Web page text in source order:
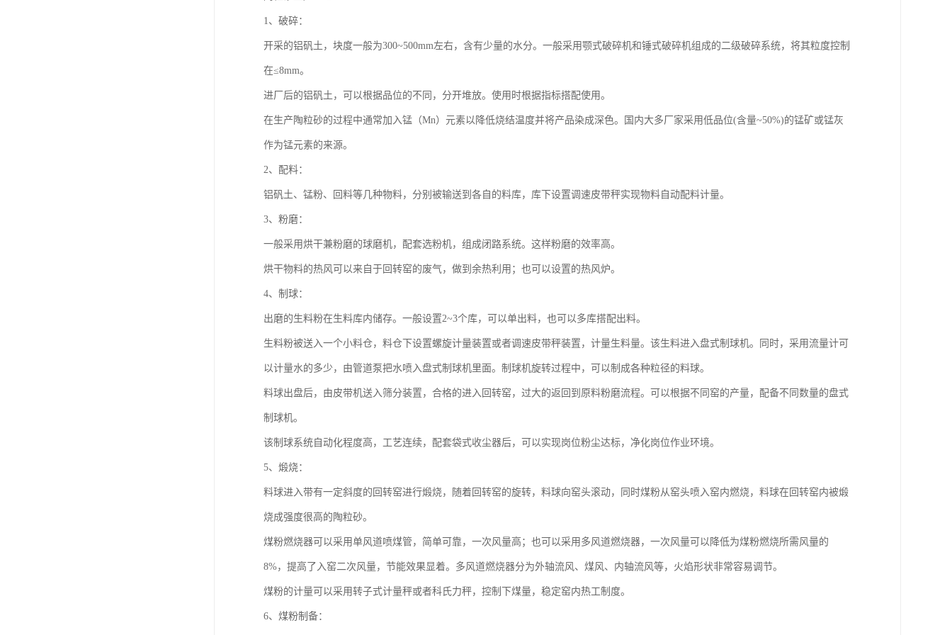
1、破碎：
开采的铝矾土，块度一般为300~500mm左右，含有少量的水分。一般采用颚式破碎机和锤式破碎机组成的二级破碎系统，将其粒度控制
在≤8mm。
进厂后的铝矾土，可以根据品位的不同，分开堆放。使用时根据指标搭配使用。
在生产陶粒砂的过程中通常加入锰（Mn）元素以降低烧结温度并将产品染成深色。国内大多厂家采用低品位(含量~50%)的锰矿或锰灰
作为锰元素的来源。
2、配料：
铝矾土、锰粉、回料等几种物料，分别被输送到各自的料库，库下设置调速皮带秤实现物料自动配料计量。
3、粉磨：
一般采用烘干兼粉磨的球磨机，配套选粉机，组成闭路系统。这样粉磨的效率高。
烘干物料的热风可以来自于回转窑的废气，做到余热利用；也可以设置的热风炉。
4、制球：
出磨的生料粉在生料库内储存。一般设置2~3个库，可以单出料，也可以多库搭配出料。
生料粉被送入一个小料仓，料仓下设置螺旋计量装置或者调速皮带秤装置，计量生料量。该生料进入盘式制球机。同时，采用流量计可
以计量水的多少，由管道泵把水喷入盘式制球机里面。制球机旋转过程中，可以制成各种粒径的料球。
料球出盘后，由皮带机送入筛分装置，合格的进入回转窑，过大的返回到原料粉磨流程。可以根据不同窑的产量，配备不同数量的盘式
制球机。
该制球系统自动化程度高，工艺连续，配套袋式收尘器后，可以实现岗位粉尘达标，净化岗位作业环境。
5、煅烧：
料球进入带有一定斜度的回转窑进行煅烧，随着回转窑的旋转，料球向窑头滚动，同时煤粉从窑头喷入窑内燃烧，料球在回转窑内被煅
烧成强度很高的陶粒砂。
煤粉燃烧器可以采用单风道喷煤管，简单可靠，一次风量高；也可以采用多风道燃烧器，一次风量可以降低为煤粉燃烧所需风量的
8%，提高了入窑二次风量，节能效果显着。多风道燃烧器分为外轴流风、煤风、内轴流风等，火焰形状非常容易调节。
煤粉的计量可以采用转子式计量秤或者科氏力秤，控制下煤量，稳定窑内热工制度。
6、煤粉制备：